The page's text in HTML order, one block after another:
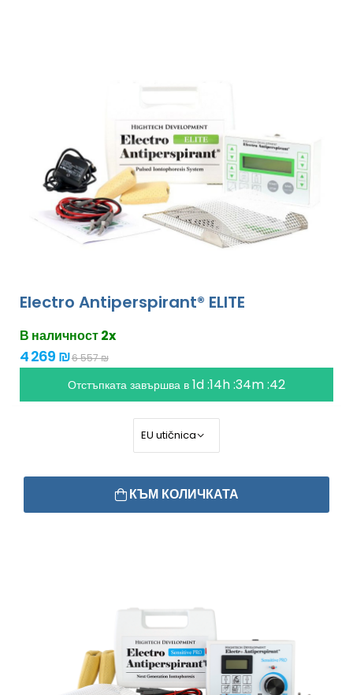
Electro Antiperspirant® ELITE
В наличност 2x
4 269 ₪6 557 ₪
Отстъпката завършва в1d :14h :34m :41
КЪМ КОЛИЧКАТА